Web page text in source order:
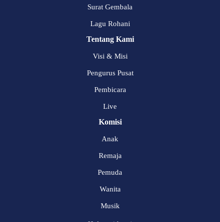
Surat Gembala
Lagu Rohani
Tentang Kami
Visi & Misi
Pengurus Pusat
Pembicara
Live
Komisi
Anak
Remaja
Pemuda
Wanita
Musik